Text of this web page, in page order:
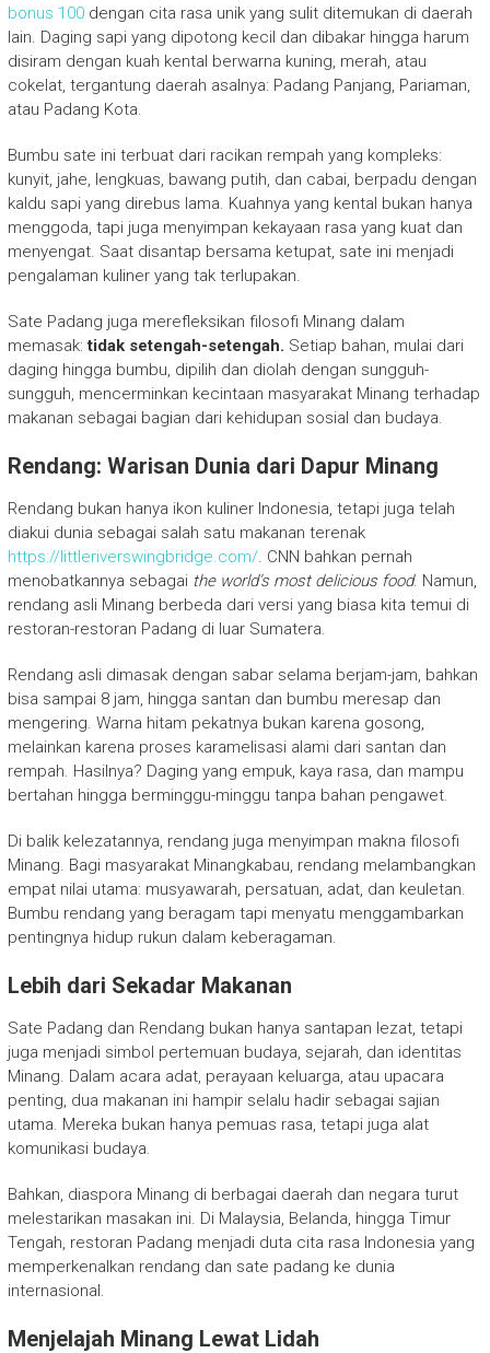
bonus 100dengan cita rasa unik yang sulit ditemukan di daerah
lain. Daging sapi yang dipotong kecil dan dibakar hingga harum
disiram dengan kuah kental berwarna kuning, merah, atau
cokelat, tergantung daerah asalnya: Padang Panjang, Pariaman,
atau Padang Kota.
Bumbu sate ini terbuat dari racikan rempah yang kompleks:
kunyit, jahe, lengkuas, bawang putih, dan cabai, berpadu dengan
kaldu sapi yang direbus lama. Kuahnya yang kental bukan hanya
menggoda, tapi juga menyimpan kekayaan rasa yang kuat dan
menyengat. Saat disantap bersama ketupat, sate ini menjadi
pengalaman kuliner yang tak terlupakan.
Sate Padang juga merefleksikan filosofi Minang dalam
memasak:tidak setengah-setengah. Setiap bahan, mulai dari
daging hingga bumbu, dipilih dan diolah dengan sungguh-
sungguh, mencerminkan kecintaan masyarakat Minang terhadap
makanan sebagai bagian dari kehidupan sosial dan budaya.
Rendang: Warisan Dunia dari Dapur Minang
Rendang bukan hanya ikon kuliner Indonesia, tetapi juga telah
diakui dunia sebagai salah satu makanan terenak
https://littleriverswingbridge.com/. CNN bahkan pernah
menobatkannya sebagai the world’s most delicious food. Namun,
rendang asli Minang berbeda dari versi yang biasa kita temui di
restoran-restoran Padang di luar Sumatera.
Rendang asli dimasak dengan sabar selama berjam-jam, bahkan
bisa sampai 8 jam, hingga santan dan bumbu meresap dan
mengering. Warna hitam pekatnya bukan karena gosong,
melainkan karena proses karamelisasi alami dari santan dan
rempah. Hasilnya? Daging yang empuk, kaya rasa, dan mampu
bertahan hingga berminggu-minggu tanpa bahan pengawet.
Di balik kelezatannya, rendang juga menyimpan makna filosofi
Minang. Bagi masyarakat Minangkabau, rendang melambangkan
empat nilai utama: musyawarah, persatuan, adat, dan keuletan.
Bumbu rendang yang beragam tapi menyatu menggambarkan
pentingnya hidup rukun dalam keberagaman.
Lebih dari Sekadar Makanan
Sate Padang dan Rendang bukan hanya santapan lezat, tetapi
juga menjadi simbol pertemuan budaya, sejarah, dan identitas
Minang. Dalam acara adat, perayaan keluarga, atau upacara
penting, dua makanan ini hampir selalu hadir sebagai sajian
utama. Mereka bukan hanya pemuas rasa, tetapi juga alat
komunikasi budaya.
Bahkan, diaspora Minang di berbagai daerah dan negara turut
melestarikan masakan ini. Di Malaysia, Belanda, hingga Timur
Tengah, restoran Padang menjadi duta cita rasa Indonesia yang
memperkenalkan rendang dan sate padang ke dunia
internasional.
Menjelajah Minang Lewat Lidah